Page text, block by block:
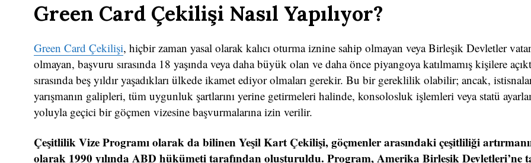
Green Card Çekilişi Nasıl Yapılıyor?
Green Card Çekilişi, hiçbir zaman yasal olarak kalıcı oturma iznine sahip olmayan veya Birleşik Devletler
olmayan, başvuru sırasında 18 yaşında veya daha büyük olan ve daha önce piyangoya katılmamış kişilere
sırasında beş yıldır yaşadıkları ülkede ikamet ediyor olmaları gerekir. Bu bir gereklilik olabilir; ancak,
yarışmanın galipleri, tüm uygunluk şartlarını yerine getirmeleri halinde, konsolosluk işlemleri veya statü
yoluyla geçici bir göçmen vizesine başvurmalarına izin verilir.
Çeşitlilik Vize Programı olarak da bilinen Yeşil Kart Çekilişi, göçmenler arasındaki çeşitliliği
olarak 1990 yılında ABD hükümeti tarafından oluşturuldu. Program, Amerika Birleşik Devletleri’ne